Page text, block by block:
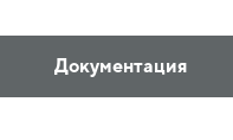
Документация